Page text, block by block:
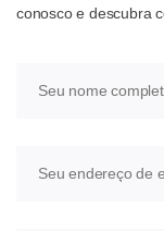
conosco e descubra